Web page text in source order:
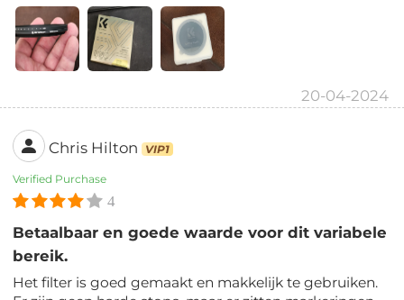
20-04-2024
Chris Hilton VIP1
Verified Purchase
4
Betaalbaar en goede waarde voor dit variabele
bereik.
Het filter is goed gemaakt en makkelijk te gebruiken.